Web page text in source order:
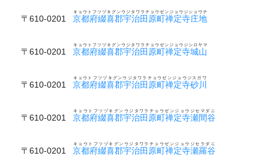
〒610-0201 京都府綴喜郡宇治田原町禅定寺庄地
キョウトフツヅキグンウジタワラチョウゼンジョウジショウチ
〒610-0201 京都府綴喜郡宇治田原町禅定寺城山
キョウトフツヅキグンウジタワラチョウゼンジョウジシロヤマ
〒610-0201 京都府綴喜郡宇治田原町禅定寺砂川
キョウトフツヅキグンウジタワラチョウゼンジョウジスガワ
〒610-0201 京都府綴喜郡宇治田原町禅定寺瀬間谷
キョウトフツヅキグンウジタワラチョウゼンジョウジセマダニ
〒610-0201 京都府綴喜郡宇治田原町禅定寺瀬羅谷
キョウトフツヅキグンウジタワラチョウゼンジョウジセラダニ